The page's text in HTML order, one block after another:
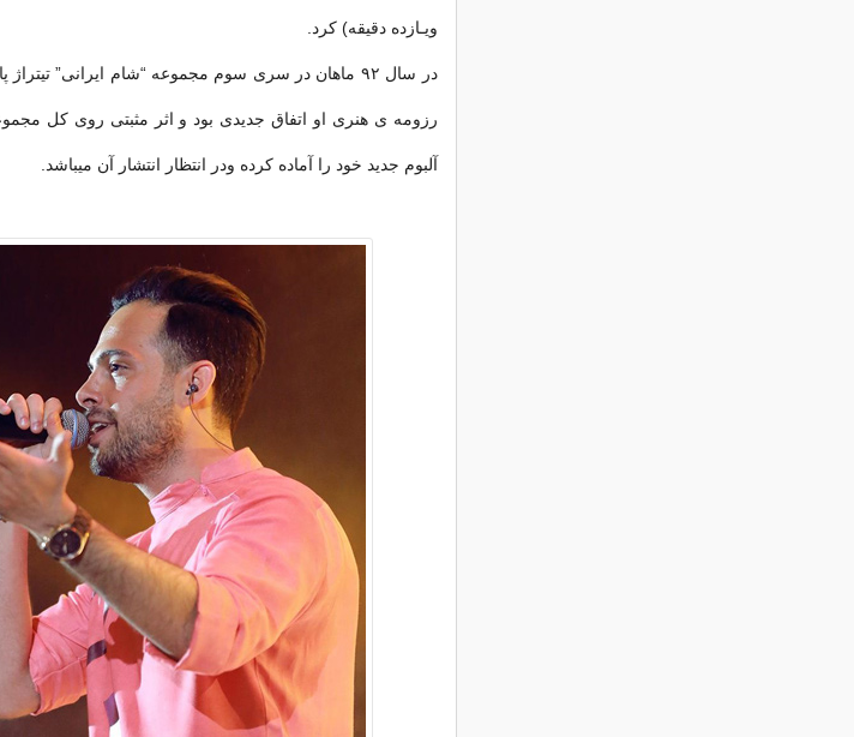
ویـازده دقیقه) کرد.
در سال ۹۲ ماهان در سری سوم مجموعه “شام ایرانی”
رزومه ی هنری او اتفاق جدیدی بود و اثر مثبتی روی کل
آلبوم جدید خود را آماده کرده ودر انتظار انتشار آن میباشد.